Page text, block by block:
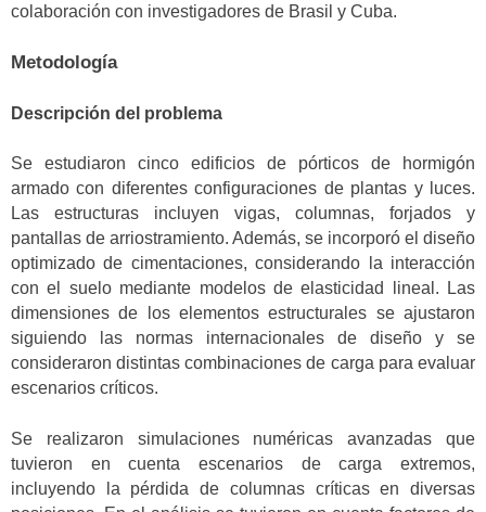
colaboración con investigadores de Brasil y Cuba.
Metodología
Descripción del problema
Se estudiaron cinco edificios de pórticos de hormigón
armado con diferentes configuraciones de plantas y luces.
Las estructuras incluyen vigas, columnas, forjados y
pantallas de arriostramiento. Además, se incorporó el diseño
optimizado de cimentaciones, considerando la interacción
con el suelo mediante modelos de elasticidad lineal. Las
dimensiones de los elementos estructurales se ajustaron
siguiendo las normas internacionales de diseño y se
consideraron distintas combinaciones de carga para evaluar
escenarios críticos.
Se realizaron simulaciones numéricas avanzadas que
tuvieron en cuenta escenarios de carga extremos,
incluyendo la pérdida de columnas críticas en diversas